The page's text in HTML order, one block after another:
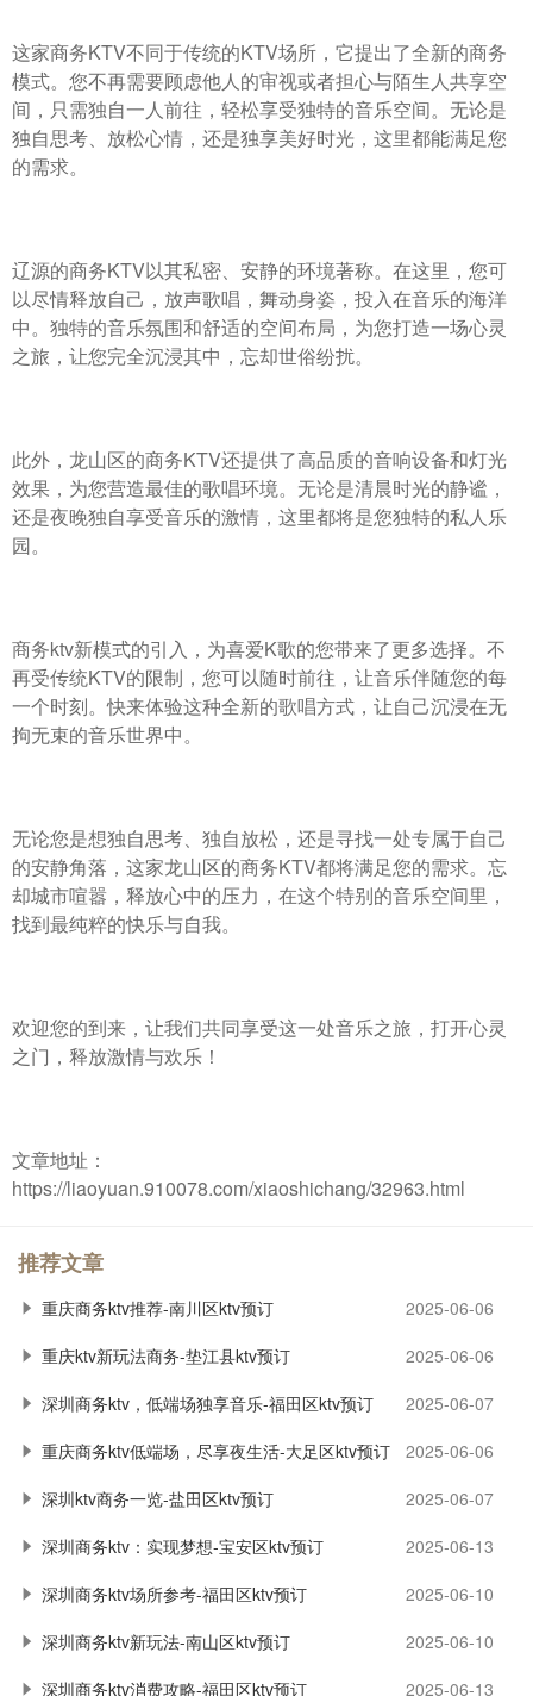
这家商务KTV不同于传统的KTV场所，它提出了全新的商务
模式。您不再需要顾虑他人的审视或者担心与陌生人共享空
间，只需独自一人前往，轻松享受独特的音乐空间。无论是
独自思考、放松心情，还是独享美好时光，这里都能满足您
的需求。
辽源的商务KTV以其私密、安静的环境著称。在这里，您可
以尽情释放自己，放声歌唱，舞动身姿，投入在音乐的海洋
中。独特的音乐氛围和舒适的空间布局，为您打造一场心灵
之旅，让您完全沉浸其中，忘却世俗纷扰。
此外，龙山区的商务KTV还提供了高品质的音响设备和灯光
效果，为您营造最佳的歌唱环境。无论是清晨时光的静谧，
还是夜晚独自享受音乐的激情，这里都将是您独特的私人乐
园。
商务ktv新模式的引入，为喜爱K歌的您带来了更多选择。不
再受传统KTV的限制，您可以随时前往，让音乐伴随您的每
一个时刻。快来体验这种全新的歌唱方式，让自己沉浸在无
拘无束的音乐世界中。
无论您是想独自思考、独自放松，还是寻找一处专属于自己
的安静角落，这家龙山区的商务KTV都将满足您的需求。忘
却城市喧嚣，释放心中的压力，在这个特别的音乐空间里，
找到最纯粹的快乐与自我。
欢迎您的到来，让我们共同享受这一处音乐之旅，打开心灵
之门，释放激情与欢乐！
文章地址：
https://liaoyuan.910078.com/xiaoshichang/32963.html
推荐文章
重庆商务ktv推荐-南川区ktv预订
2025-06-06
重庆ktv新玩法商务-垫江县ktv预订
2025-06-06
深圳商务ktv，低端场独享音乐-福田区ktv预订
2025-06-07
重庆商务ktv低端场，尽享夜生活-大足区ktv预订
2025-06-06
深圳ktv商务一览-盐田区ktv预订
2025-06-07
深圳商务ktv：实现梦想-宝安区ktv预订
2025-06-13
深圳商务ktv场所参考-福田区ktv预订
2025-06-10
深圳商务ktv新玩法-南山区ktv预订
2025-06-10
深圳商务ktv消费攻略-福田区ktv预订
2025-06-13